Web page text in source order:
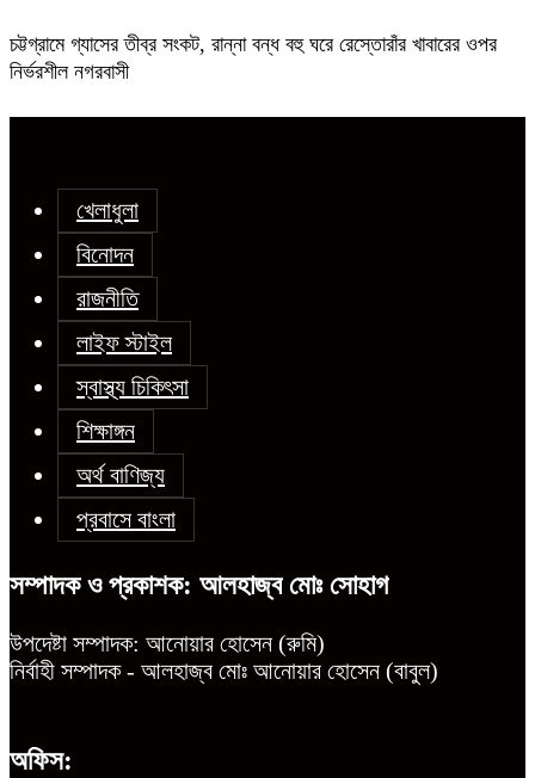
চট্টগ্রামে গ্যাসের তীব্র সংকট, রান্না বন্ধ বহু ঘরে রেস্তোরাঁর খাবারের ওপর
নির্ভরশীল নগরবাসী
খেলাধুলা
বিনোদন
রাজনীতি
লাইফ স্টাইল
স্বাস্থ্য চিকিৎসা
শিক্ষাঙ্গন
অর্থ বাণিজ্য
প্রবাসে বাংলা
সম্পাদক ও প্রকাশক: আলহাজ্ব মোঃ সোহাগ
উপদেষ্টা সম্পাদক: আনোয়ার হোসেন (রুমি)
নির্বাহী সম্পাদক - আলহাজ্ব মোঃ আনোয়ার হোসেন (বাবুল)
অফিস: